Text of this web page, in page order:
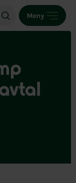
Meny